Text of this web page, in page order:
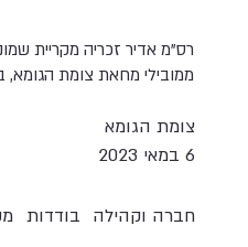
רס"מ אדיר זכריה מקריית
ממובילי מחאת צומת הגומא,
צומת הגומא
6 במאי 2023
בודדות חברה וקהילה